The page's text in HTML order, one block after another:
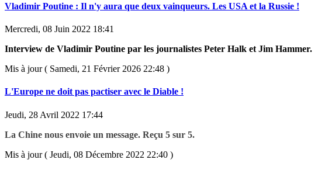
Vladimir Poutine : Il n'y aura que deux vainqueurs. Les USA et la Russie !
Mercredi, 08 Juin 2022 18:41
Interview de Vladimir Poutine par les journalistes Peter Halk et Jim Hammer.
Mis à jour ( Samedi, 21 Février 2026 22:48 )
L'Europe ne doit pas pactiser avec le Diable !
Jeudi, 28 Avril 2022 17:44
La Chine nous envoie un message. Reçu 5 sur 5.
Mis à jour ( Jeudi, 08 Décembre 2022 22:40 )